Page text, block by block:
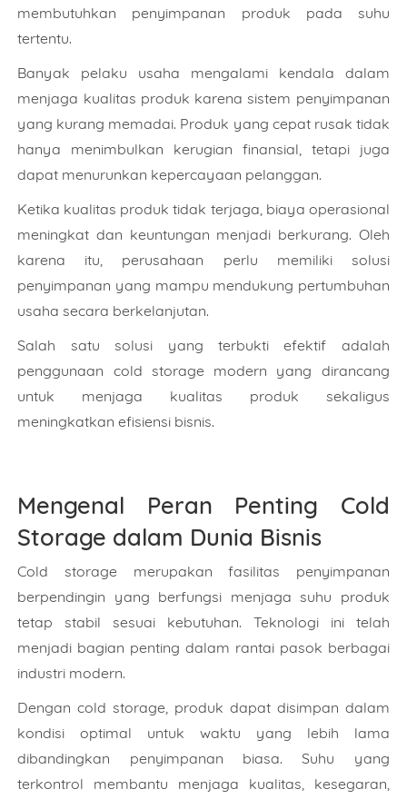
membutuhkan penyimpanan produk pada suhu
tertentu.
Banyak pelaku usaha mengalami kendala dalam
menjaga kualitas produk karena sistem penyimpanan
yang kurang memadai. Produk yang cepat rusak tidak
hanya menimbulkan kerugian finansial, tetapi juga
dapat menurunkan kepercayaan pelanggan.
Ketika kualitas produk tidak terjaga, biaya operasional
meningkat dan keuntungan menjadi berkurang. Oleh
karena itu, perusahaan perlu memiliki solusi
penyimpanan yang mampu mendukung pertumbuhan
usaha secara berkelanjutan.
Salah satu solusi yang terbukti efektif adalah
penggunaan cold storage modern yang dirancang
untuk menjaga kualitas produk sekaligus
meningkatkan efisiensi bisnis.
Mengenal Peran Penting Cold
Storage dalam Dunia Bisnis
Cold storage merupakan fasilitas penyimpanan
berpendingin yang berfungsi menjaga suhu produk
tetap stabil sesuai kebutuhan. Teknologi ini telah
menjadi bagian penting dalam rantai pasok berbagai
industri modern.
Dengan cold storage, produk dapat disimpan dalam
kondisi optimal untuk waktu yang lebih lama
dibandingkan penyimpanan biasa. Suhu yang
terkontrol membantu menjaga kualitas, kesegaran,